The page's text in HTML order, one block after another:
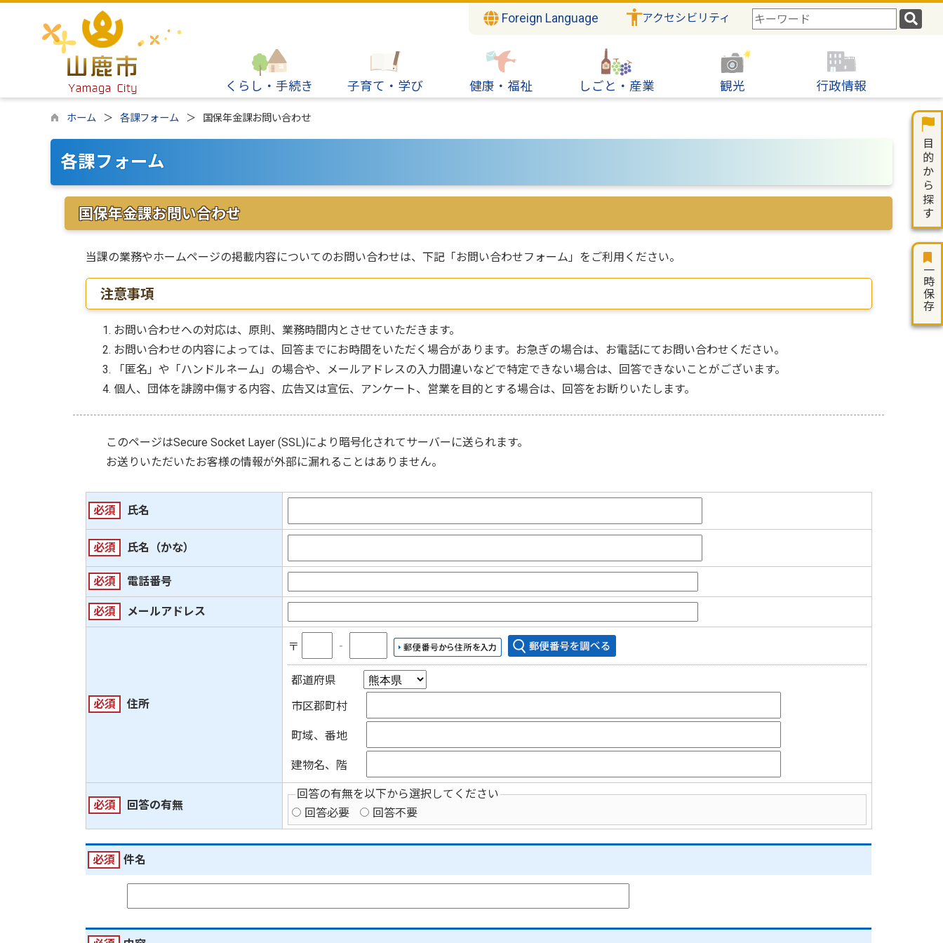
Foreign Language アクセシビリティ
検
ー
くらし・手続き 子育て・学び 健康・福祉 しごと・産業 観光 行政情報
ホーム 各課フォーム 国保年金課お問い合わせ
各課フォーム
国保年金課お問い合わせ
当課の業務やホームページの掲載内容についてのお問い合わせは、下記「お問い合わせフォーム」をご利用ください。
注意事項
お問い合わせへの対応は、原則、業務時間内とさせていただきます。
お問い合わせの内容によっては、回答までにお時間をいただく場合があります。お急ぎの場合は、お電話にてお問い合わせください。
「匿名」や「ハンドルネーム」の場合や、メールアドレスの入力間違いなどで特定できない場合は、回答できないことがございます。
個人、団体を誹謗中傷する内容、広告又は宣伝、アンケート、営業を目的とする場合は、回答をお断りいたします。
このページはSecure Socket Layer (SSL)により暗号化されてサーバーに送られます。
お送りいただいたお客様の情報が外部に漏れることはありません。
必須 氏名
必須 氏名（かな）
必須 電話番号
必須 メールアドレス
必須 住所
〒 ‐
都道府県
市区郡町村
町域、番地
建物名、階
必須 回答の有無
回答の有無を以下から選択してください
回答必要
回答不要
必須 件名
一時保存